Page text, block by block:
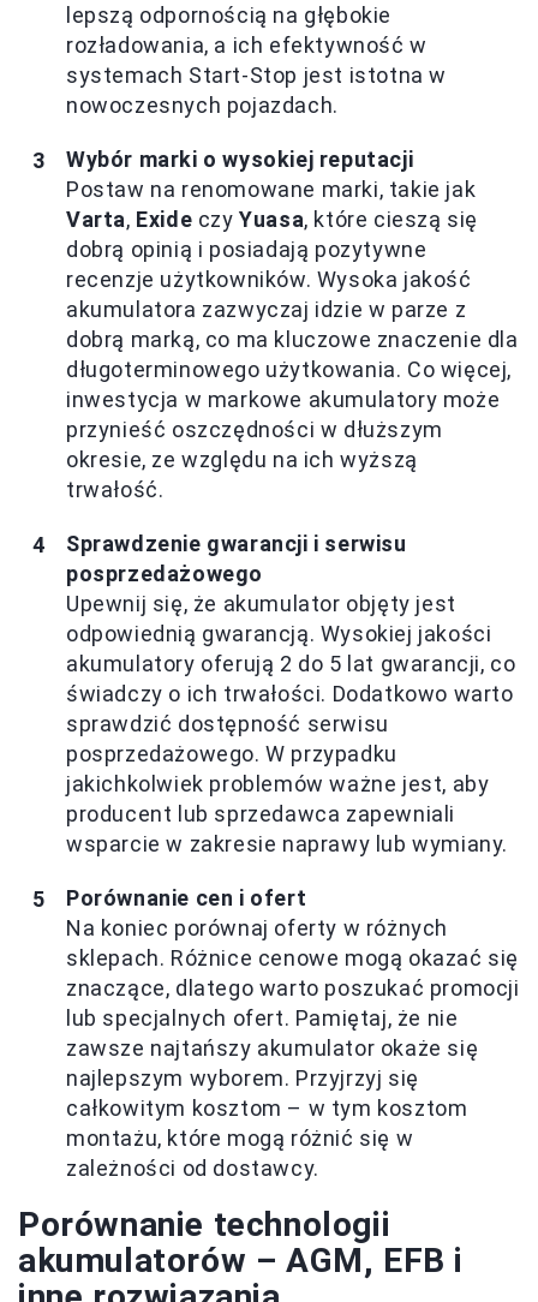
lepszą odpornością na głębokie
rozładowania, a ich efektywność w
systemach Start-Stop jest istotna w
nowoczesnych pojazdach.
Wybór marki o wysokiej reputacji
Postaw na renomowane marki, takie jak
Varta, Exide czyYuasa, które cieszą się
dobrą opinią i posiadają pozytywne
recenzje użytkowników. Wysoka jakość
akumulatora zazwyczaj idzie w parze z
dobrą marką, co ma kluczowe znaczenie dla
długoterminowego użytkowania. Co więcej,
inwestycja w markowe akumulatory może
przynieść oszczędności w dłuższym
okresie, ze względu na ich wyższą
trwałość.
Sprawdzenie gwarancji i serwisu
posprzedażowego
Upewnij się, że akumulator objęty jest
odpowiednią gwarancją. Wysokiej jakości
akumulatory oferują 2 do 5 lat gwarancji, co
świadczy o ich trwałości. Dodatkowo warto
sprawdzić dostępność serwisu
posprzedażowego. W przypadku
jakichkolwiek problemów ważne jest, aby
producent lub sprzedawca zapewniali
wsparcie w zakresie naprawy lub wymiany.
Porównanie cen i ofert
Na koniec porównaj oferty w różnych
sklepach. Różnice cenowe mogą okazać się
znaczące, dlatego warto poszukać promocji
lub specjalnych ofert. Pamiętaj, że nie
zawsze najtańszy akumulator okaże się
najlepszym wyborem. Przyjrzyj się
całkowitym kosztom – w tym kosztom
montażu, które mogą różnić się w
zależności od dostawcy.
Porównanie technologii
akumulatorów – AGM, EFB i